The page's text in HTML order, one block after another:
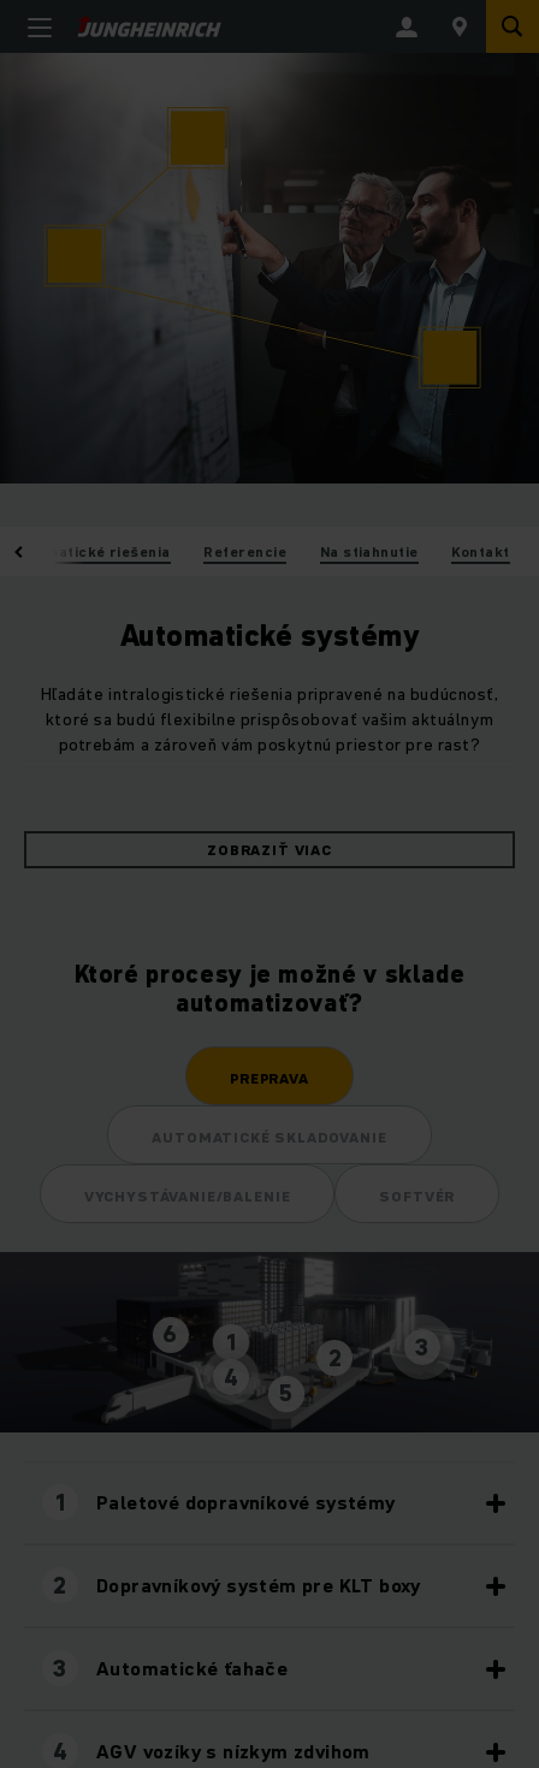
Automatické riešenia Referencie Na stiahnutie Kontakt
Automatické systémy
Hľadáte intralogistické riešenia pripravené na budúcnosť,
ktoré sa budú flexibilne prispôsobovať vašim aktuálnym
potrebám a zároveň vám poskytnú priestor pre rast?
od mobilných robotov a vysokoregálových zakladačov až po
softvérové aplikácie – a efektívne optimalizujte svoje
vašej systémovej architektúry – ako špecializovaný partner
pre komplexnú automatizáciu a digitalizáciu vám dokážeme
automaticky zvýši efektivitu vašej prevádzky.
ZOBRAZIŤ VIAC
Ktoré procesy je možné v sklade
automatizovať?
PREPRAVA
AUTOMATICKÉ SKLADOVANIE
VYCHYSTÁVANIE/BALENIE SOFTVÉR
1
2
3
4
5
6
1 Paletové dopravníkové systémy
2 Dopravníkový systém pre KLT boxy
3 Automatické ťahače
4 AGV vozíky s nízkym zdvihom